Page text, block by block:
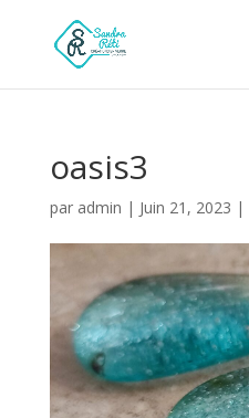
oasis3
par admin | Juin 21, 2023 |